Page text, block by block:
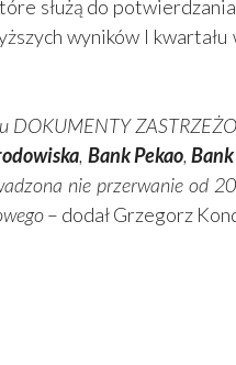
służą do potwierdzania
wyników I
, Bank Pekao,
nie przerwanie od
– dodał Grzegorz